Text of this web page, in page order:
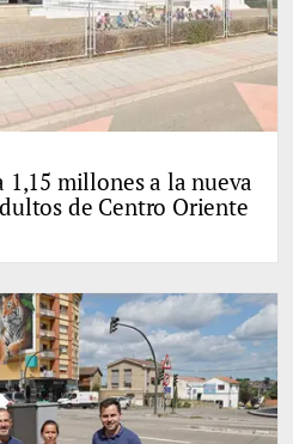
millones a la nueva
de Centro Oriente